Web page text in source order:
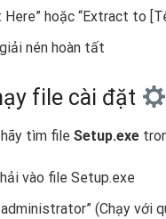
Here” hoặc “Extract to
nén hoàn tất
file cài đặt
tìm file Setup.exe
vào file Setup.exe
administrator” (Chạy với